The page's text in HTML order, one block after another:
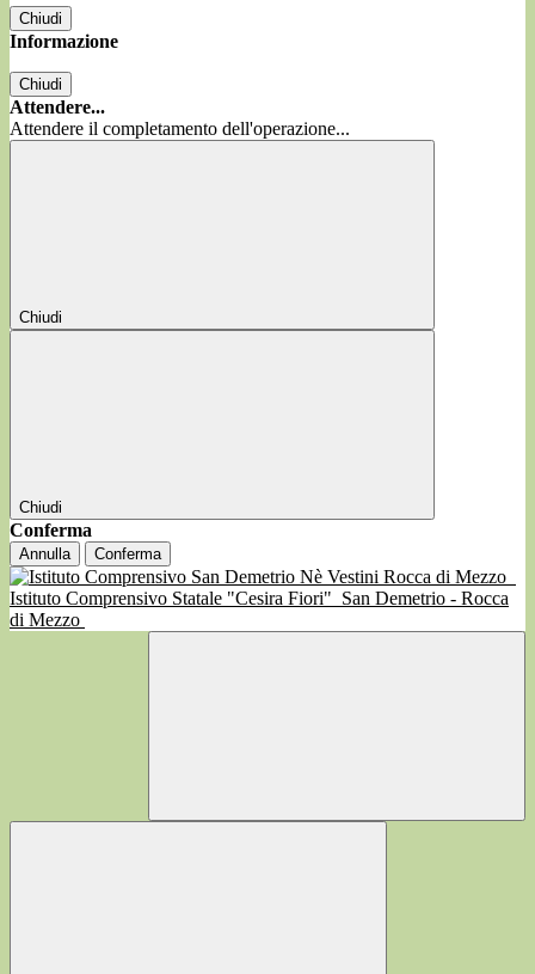
Chiudi
Informazione
Chiudi
Attendere...
Attendere il completamento dell'operazione...
Chiudi
Chiudi
Conferma
Annulla Conferma
Istituto Comprensivo Statale "Cesira Fiori" San Demetrio - Rocca
di Mezzo